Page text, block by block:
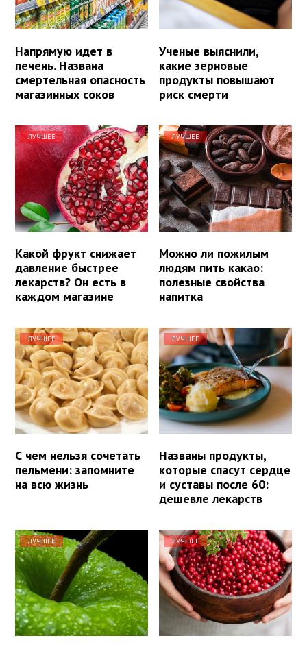
Напрямую идет в
печень. Названа
смертельная опасность
магазинных соков
Ученые выяснили,
какие зерновые
продукты повышают
риск смерти
ЛУЧШЕЕ
Какой фрукт снижает
давление быстрее
лекарств? Он есть в
каждом магазине
ЛУЧШЕЕ
Можно ли пожилым
людям пить какао:
полезные свойства
напитка
ЛУЧШЕЕ
С чем нельзя сочетать
пельмени: запомните
на всю жизнь
ЛУЧШЕЕ
Названы продукты,
которые спасут сердце
и суставы после 60:
дешевле лекарств
ЛУЧШЕЕ ЛУЧШЕЕ